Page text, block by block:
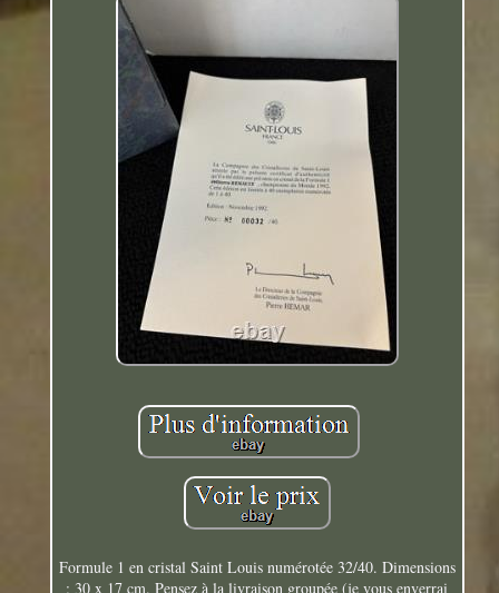
Formule 1 en cristal Saint Louis numérotée 32/40. Dimensions
: 30 x 17 cm. Pensez à la livraison groupée (je vous enverrai